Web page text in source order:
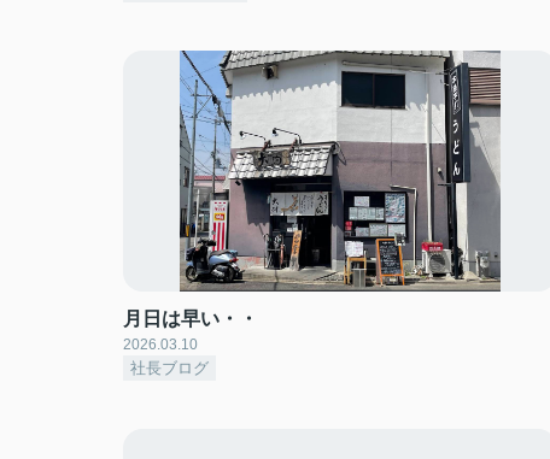
月日は早い・・
2026.03.10
社長ブログ